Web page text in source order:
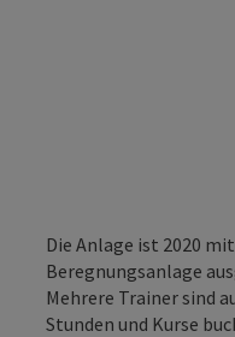
Die Anlage ist 2020
Beregnungsanlage
Mehrere Trainer sind
Stunden und Kurse